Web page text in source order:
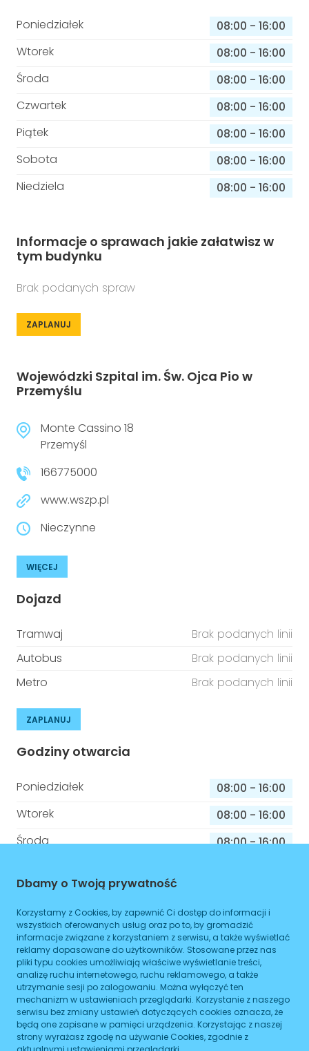
Poniedziałek 08:00 - 16:00
Wtorek
08:00 - 16:00
Środa
08:00 - 16:00
Czwartek
08:00 - 16:00
Piątek
08:00 - 16:00
Sobota
08:00 - 16:00
Niedziela
08:00 - 16:00
Informacje o sprawach jakie załatwisz w
tym budynku
Brak podanych spraw
ZAPLANUJ
Wojewódzki Szpital im. Św. Ojca Pio w
Przemyślu
Monte Cassino 18
Przemyśl
166775000
www.wszp.pl
Nieczynne
WIĘCEJ
Dojazd
Tramwaj
Brak podanych linii
Autobus
Brak podanych linii
Metro
Brak podanych linii
ZAPLANUJ
Godziny otwarcia
Poniedziałek 08:00 - 16:00
Wtorek
08:00 - 16:00
Środa
08:00-16:00
Sobota
08:00 - 16:00
Niedziela
08:00- 16:00
Informacje o sprawach jakie załatwisz w
tym budynku
Dbamy o Twoją prywatność
Korzystamy z Cookies, by zapewnić Ci dostęp do informacji i
wszystkich oferowanych usług oraz po to, by gromadzić
informacje związane z korzystaniem z serwisu, a także wyświetlać
reklamy dopasowane do użytkowników. Stosowane przez nas
pliki typu cookies umożliwiają właściwe wyświetlanie treści,
analizę ruchu internetowego, ruchu reklamowego, a także
utrzymanie sesji po zalogowaniu. Można wyłączyć ten
mechanizm w ustawieniach przeglądarki. Korzystanie z naszego
serwisu bez zmiany ustawień dotyczących cookies oznacza, że
będą one zapisane w pamięci urządzenia. Korzystając z naszej
strony wyrażasz zgodę na używanie Cookies, zgodnie z